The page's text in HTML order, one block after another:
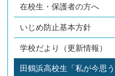
在校生・保護者の方へ
いじめ防止基本方針
学校だより（更新情報）
田鶴浜高校生「私が今思う